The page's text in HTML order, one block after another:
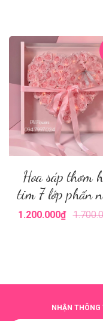
Hoa sáp thơm
tim 7 lớp phấn
1.200.000₫
NHẬN THÔNG